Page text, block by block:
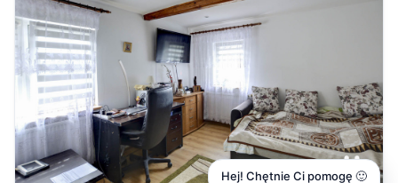
Hej! Chętnie Ci pomogę 🙂